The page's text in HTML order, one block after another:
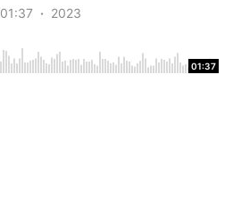
01:37 2023
01:37